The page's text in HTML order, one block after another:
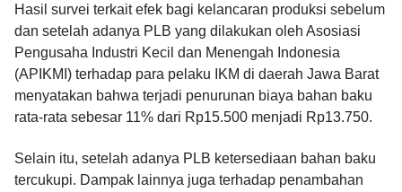
Hasil survei terkait efek bagi kelancaran produksi sebelum
dan setelah adanya PLB yang dilakukan oleh Asosiasi
Pengusaha Industri Kecil dan Menengah Indonesia
(APIKMI) terhadap para pelaku IKM di daerah Jawa Barat
menyatakan bahwa terjadi penurunan biaya bahan baku
rata-rata sebesar 11% dari Rp15.500 menjadi Rp13.750.
Selain itu, setelah adanya PLB ketersediaan bahan baku
tercukupi. Dampak lainnya juga terhadap penambahan